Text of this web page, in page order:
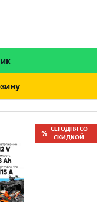
СЕГОДНЯ СО
СКИДКОЙ